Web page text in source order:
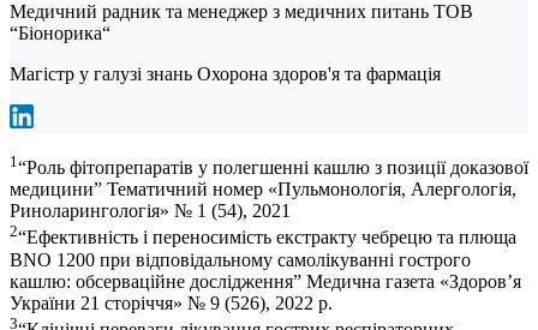
Медичний радник та менеджер з медичних питань ТОВ
“Біонорика“
Магістр у галузі знань Охорона здоров'я та фармація
1“Роль фітопрепаратів у полегшенні кашлю з позиції доказової
медицини” Тематичний номер «Пульмонологія, Алергологія,
Риноларингологія» № 1 (54), 2021
2“Ефективність і переносимість екстракту чебрецю та плюща
BNO 1200 при відповідальному самолікуванні гострого
кашлю: обсерваційне дослідження” Медична газета «Здоров’я
України 21 сторіччя» № 9 (526), 2022 р.
3